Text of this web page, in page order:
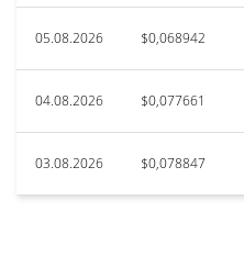
05.08.2026 $0,068942
04.08.2026 $0,077661
03.08.2026 $0,078847